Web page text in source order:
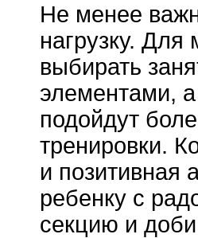
Не менее
нагрузку.
выбирать
элементами,
подойдут
тренировки.
и позитивная
ребенку с
секцию и